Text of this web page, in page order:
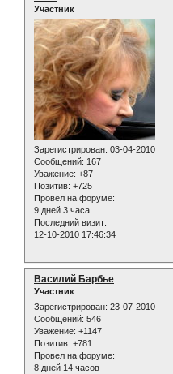
Участник
Зарегистрирован: 03-04-2010
Сообщений: 167
Уважение: +87
Позитив: +725
Провел на форуме:
9 дней 3 часа
Последний визит:
12-10-2010 17:46:34
Василий Барбье
Участник
Зарегистрирован: 23-07-2010
Сообщений: 546
Уважение: +1147
Позитив: +781
Провел на форуме:
8 дней 14 часов